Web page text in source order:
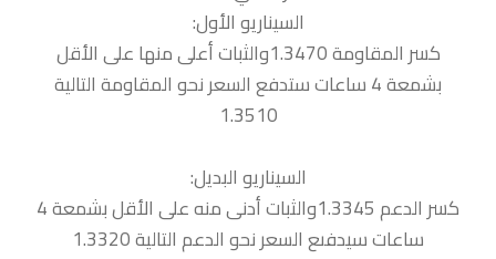
السيناريو الأول:
كسر المقاومة 1.3470والثبات أعلى منها على الأقل
بشمعة 4 ساعات ستدفع السعر نحو المقاومة التالية
1.3510
السيناريو البديل:
كسر الدعم 1.3345والثبات أدنى منه على الأقل بشمعة 4
ساعات سيدفىع السعر نحو الدعم التالية 1.3320